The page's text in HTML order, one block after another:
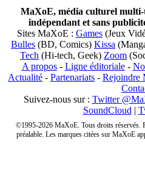
MaXoE, média culturel multi-
indépendant et sans
Sites MaXoE : Games(Jeux
Bulles (BD, Comics) Kissa
Tech (Hi-tech, Geek) Zoom
A propos- Ligne éditoriale-
Actualité - Partenariats - Rejoindre
Suivez-nous sur : Twitter
SoundCloud |
©1995-2026 MaXoE. Tous droits réservés.
préalable. Les marques citées sur MaXoE